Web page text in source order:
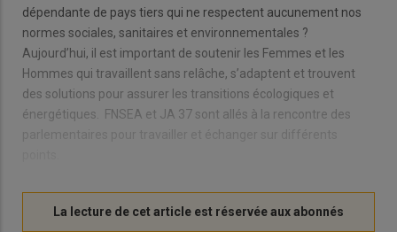
dépendante de pays tiers qui ne respectent aucunement nos
normes sociales, sanitaires et environnementales ?
Aujourd’hui, il est important de soutenir les Femmes et les
Hommes qui travaillent sans relâche, s’adaptent et trouvent
des solutions pour assurer les transitions écologiques et
énergétiques. FNSEA et JA 37 sont allés à la rencontre des